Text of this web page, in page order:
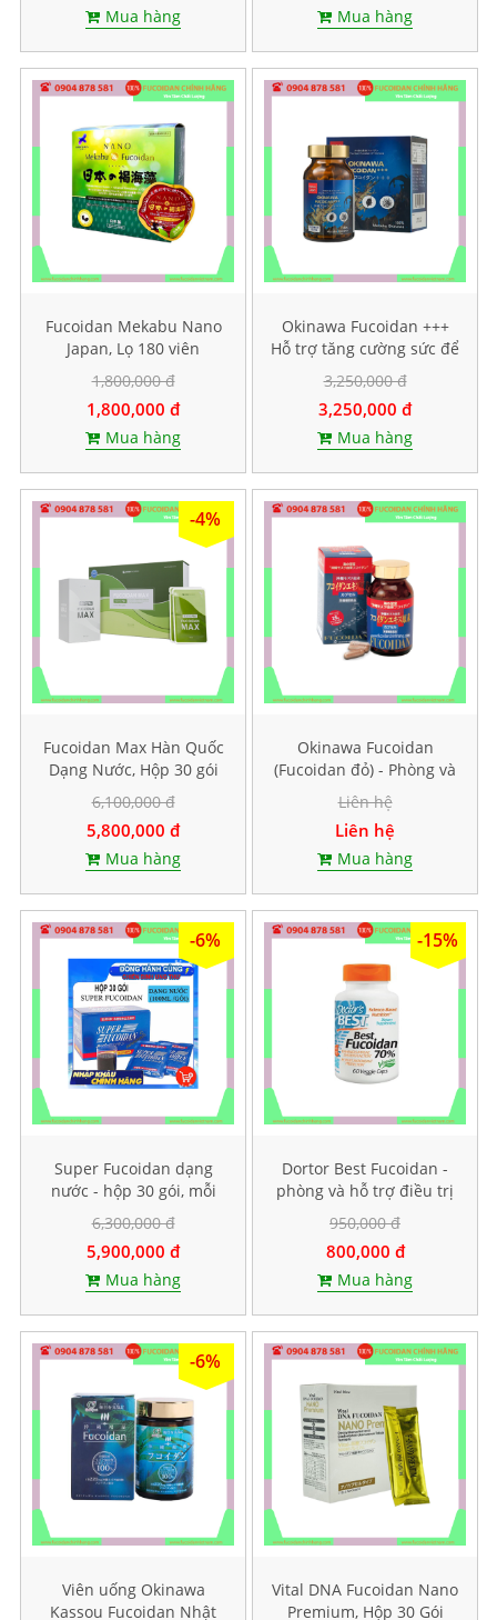
Mua hàng Mua hàng
Fucoidan Mekabu Nano
Japan, Lọ 180 viên
1,800,000 đ
1,800,000 đ
Mua hàng
Okinawa Fucoidan +++
Hỗ trợ tăng cường sức để
kháng, Hộp 30 viên
3,250,000 đ
3,250,000 đ
Mua hàng
-4%
Fucoidan Max Hàn Quốc
Dạng Nước, Hộp 30 gói
mỗi gói 40ml
6,100,000 đ
5,800,000 đ
Mua hàng
Okinawa Fucoidan
(Fucoidan đỏ) - Phòng và
hỗ trợ điều trị ung thư,
Hộp 150 viên
Liên hệ
Liên hệ
Mua hàng
-6%
Super Fucoidan dạng
nước - hộp 30 gói, mỗi
gói chứa 100ml
6,300,000 đ
5,900,000 đ
Mua hàng
-15%
Dortor Best Fucoidan -
phòng và hỗ trợ điều trị
ung thư, hộp 60 viên
950,000 đ
800,000 đ
Mua hàng
-6%
Viên uống Okinawa
Kassou Fucoidan Nhật
Vital DNA Fucoidan Nano
Premium, Hộp 30 Gói